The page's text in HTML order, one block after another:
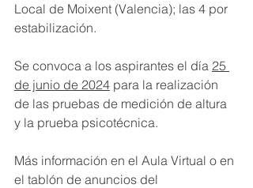
Local de Moixent (Valencia); las 4 por
estabilización.
Se convoca a los aspirantes el día 25
de junio de 2024 para la realización
de las pruebas de medición de altura
y la prueba psicotécnica.
Más información en el Aula Virtual o en
el tablón de anuncios del